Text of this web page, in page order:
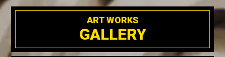
ART WORKS
GALLERY